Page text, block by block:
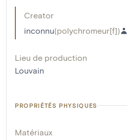
Creator
inconnu(polychromeur[f])
Lieu de production
Louvain
PROPRIÉTÉS PHYSIQUES
Matériaux